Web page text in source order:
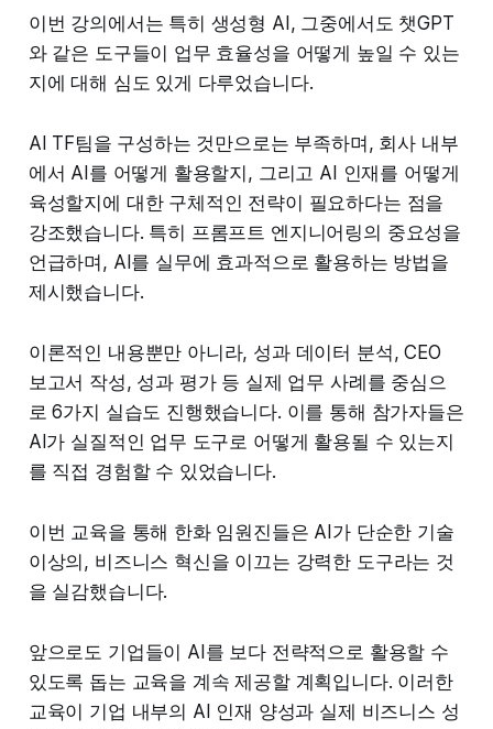
이번 강의에서는 특히 생성형 AI, 그중에서도 챗GPT
와 같은 도구들이 업무 효율성을 어떻게 높일 수 있는
지에 대해 심도 있게 다루었습니다.
AI TF팀을 구성하는 것만으로는 부족하며, 회사 내부
에서 AI를 어떻게 활용할지, 그리고 AI 인재를 어떻게
육성할지에 대한 구체적인 전략이 필요하다는 점을
강조했습니다. 특히 프롬프트 엔지니어링의 중요성을
언급하며, AI를 실무에 효과적으로 활용하는 방법을
제시했습니다.
이론적인 내용뿐만 아니라, 성과 데이터 분석, CEO
보고서 작성, 성과 평가 등 실제 업무 사례를 중심으
로 6가지 실습도 진행했습니다. 이를 통해 참가자들은
AI가 실질적인 업무 도구로 어떻게 활용될 수 있는지
를 직접 경험할 수 있었습니다.
이번 교육을 통해 한화 임원진들은 AI가 단순한 기술
이상의, 비즈니스 혁신을 이끄는 강력한 도구라는 것
을 실감했습니다.
앞으로도 기업들이 AI를 보다 전략적으로 활용할 수
있도록 돕는 교육을 계속 제공할 계획입니다. 이러한
교육이 기업 내부의 AI 인재 양성과 실제 비즈니스 성